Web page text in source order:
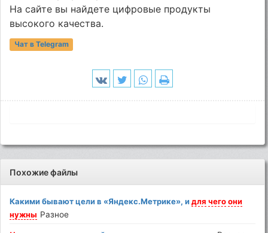
На сайте вы найдете цифровые продукты
высокого качества.
Чат в Telegram
Похожие файлы
Какими бывают цели в «Яндекс.Метрике», идля чего они
нужны Разное